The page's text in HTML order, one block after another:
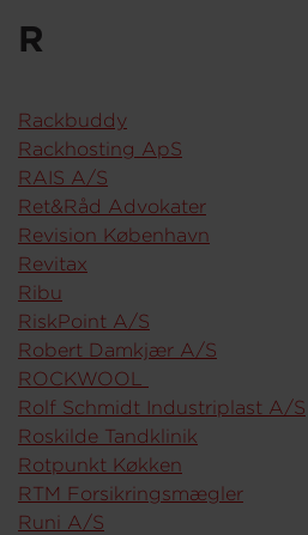
R
Rackbuddy
Rackhosting ApS
RAIS A/S
Ret&Råd Advokater
Revision København
Revitax
Ribu
RiskPoint A/S
Robert Damkjær A/S
ROCKWOOL
Rolf Schmidt Industriplast A/S
Roskilde Tandklinik
Rotpunkt Køkken
RTM Forsikringsmægler
Runi A/S